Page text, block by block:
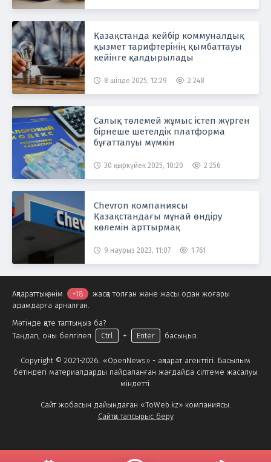
Қазақстанда кейбір коммуналдық
қызмет тарифтерінің қымбаттауы
кейінге қалдырылады
8 шілде 2025, 12:29 2 248
Салық төлемей жұмыс істеп жүрген
бірнеше шетелдік платформа
бұғатталуы мүмкін
30 қыркүйек 2025, 10:20 2 256
Chevron компаниясы
Қазақстандағы мұнай өндіру
көлемін арттырмақ
9 наурыз 2023, 11:07 1 761
Copyright © 2021-2026. «OpenNews» - ақпарат агенттігі. Басылым
бетіндегі материалдарды пайдаланған жағдайда сілтеме жасалуы
міндетті.
Сайт жобасын дайындаған «ToWeb.kz» компаниясы.
Сайтқа тапсырыс беру
Ақпараттық өнім +18
жасқа толған және жасы одан жоғары
адамдарға арналған.
Мәтінде қате таптыңыз ба?
Таңдап, оны белгілеп
Ctrl + Enter басыңыз.